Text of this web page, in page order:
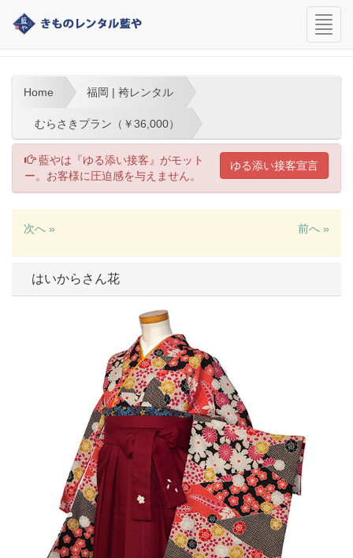
navi
福岡 | 袴レンタル
Home 福岡 | 袴レンタル
むらさきプラン（￥36,000）
ゆる添い接客宣言
藍やは『ゆる添い接客』がモット
ー。お客様に圧迫感を与えません。
次へ » 前へ »
はいからさん花